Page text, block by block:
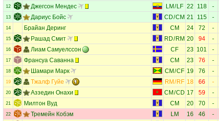
12 Джегсон Мендес LM / LF 22 118 -
13 Дариус Бойс CD/CM 21 115 -
14 Брайан Деринг CM 24 72 -
15 Рашад Смит RD/ RM 20 94 -
16 Лиам Самуелссон CF 23 101 -
17 Франсуа Саванна CM 23 76 -
18 Шамари Марк CM /CF 19 76 -
19 Тжалф Гуйе RM / RF 18 66 -
20 Аззедин Онахи CM /CD 17 59 -
21 Милтон Вуд CM 20 70 -
22 Тремейн Кобэм LM 16 46 -